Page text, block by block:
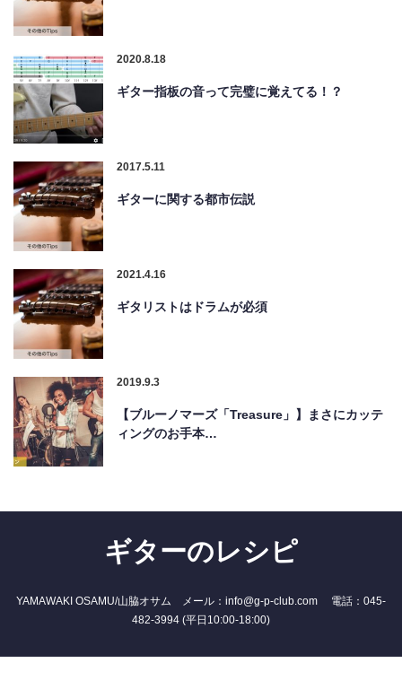
2020.8.18
ギター指板の音って完璧に覚えてる！？
2017.5.11
ギターに関する都市伝説
2021.4.16
ギタリストはドラムが必須
2019.9.3
【ブルーノマーズ「Treasure」】まさにカッテ
ィングのお手本…
ギターのレシピ
YAMAWAKI OSAMU/山脇オサム メール：info@g-p-club.com 電話：045-
482-3994 (平日10:00-18:00)